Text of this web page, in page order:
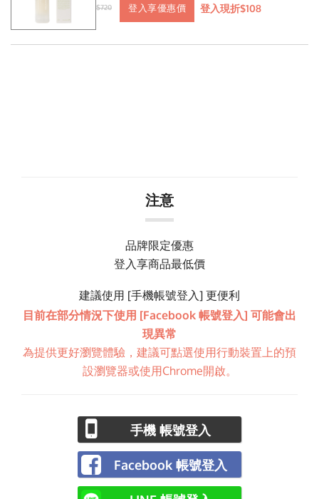
$720 登入享優惠價 登入現折$108
注意
品牌限定優惠
登入享商品最低價
建議使用 [手機帳號登入] 更便利
目前在部分情況下使用 [Facebook 帳號登入] 可能會出
現異常
為提供更好瀏覽體驗，建議可點選使用行動裝置上的預
設瀏覽器或使用Chrome開啟。
手機 帳號登入
Facebook 帳號登入